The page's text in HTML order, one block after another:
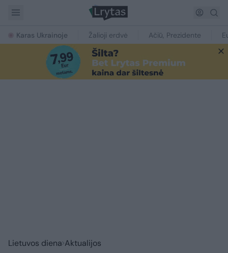
Karas Ukrainoje Žalioji erdvė Ačiū, Prezidente
Lietuvos diena Aktualijos